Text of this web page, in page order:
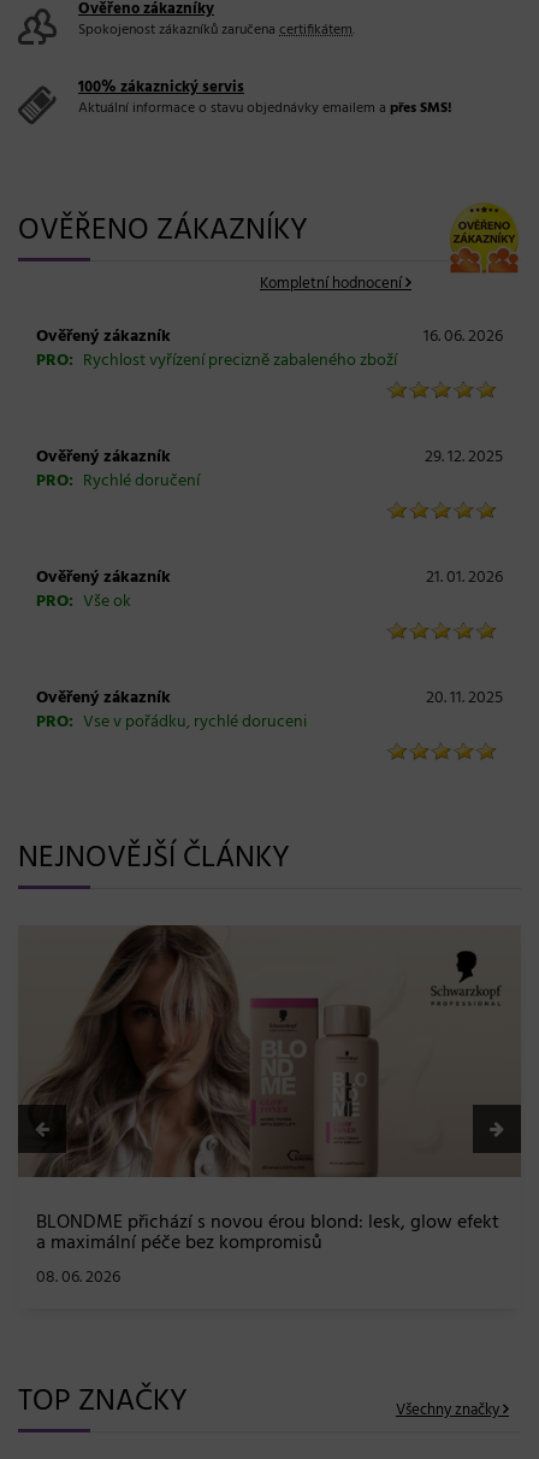
Ověřeno zákazníky
Spokojenost zákazníků zaručena certifikátem.
100% zákaznický servis
Aktuální informace o stavu objednávky emailem a přes SMS!
OVĚŘENO ZÁKAZNÍKY
Kompletní hodnocení
Ověřený zákazník
16. 06. 2026
PRO: Rychlost vyřízení precizně zabaleného zboží
Ověřený zákazník
29. 12. 2025
PRO: Rychlé doručení
Ověřený zákazník
21. 01. 2026
PRO: Vše ok
Ověřený zákazník
20. 11. 2025
PRO: Vse v pořádku, rychlé doruceni
NEJNOVĚJŠÍ ČLÁNKY
BLONDME přichází s novou érou blond: lesk, glow efekt
a maximální péče bez kompromisů
08. 06. 2026
TOP ZNAČKY Všechny značky